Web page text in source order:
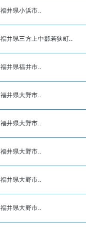
福井県小浜市..
福井県三方上中郡若狭町..
福井県福井市..
福井県大野市..
福井県大野市..
福井県大野市..
福井県大野市..
福井県大野市..